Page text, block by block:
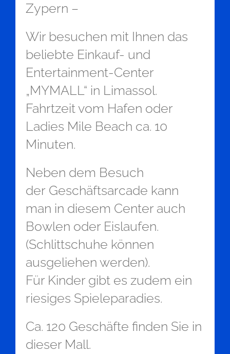
Zypern –
Wir besuchen mit Ihnen das
beliebte Einkauf- und
Entertainment-Center
„MYMALL“ in Limassol.
Fahrtzeit vom Hafen oder
Ladies Mile Beach ca. 10
Minuten.
Neben dem Besuch
der Geschäftsarcade kann
man in diesem Center auch
Bowlen oder Eislaufen.
(Schlittschuhe können
ausgeliehen werden).
Für Kinder gibt es zudem ein
riesiges Spieleparadies.
Ca. 120 Geschäfte finden Sie in
dieser Mall.